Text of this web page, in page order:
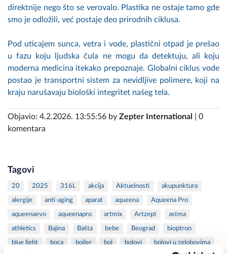
direktnije nego što se verovalo. Plastika ne ostaje tamo gde
smo je odložili, već postaje deo prirodnih ciklusa.
Pod uticajem sunca, vetra i vode, plastični otpad je prešao
u fazu koju ljudska čula ne mogu da detektuju, ali koju
moderna medicina itekako prepoznaje. Globalni ciklus vode
postao je transportni sistem za nevidljive polimere, koji na
kraju narušavaju biološki integritet našeg tela.
Objavio: 4.2.2026. 13:55:56 by Zepter International
| 0
komentara
Tagovi
20 2025 316L akcija Aktuelnosti akupunktura
alergije anti-aging aparat aqueena Aqueena Pro
aqueenaevo aqueenapro artmix Artzept astma
athletics Bajina Bašta bebe Beograd bioptron
blue light boca bojler bol bolovi bolovi u zglobovima